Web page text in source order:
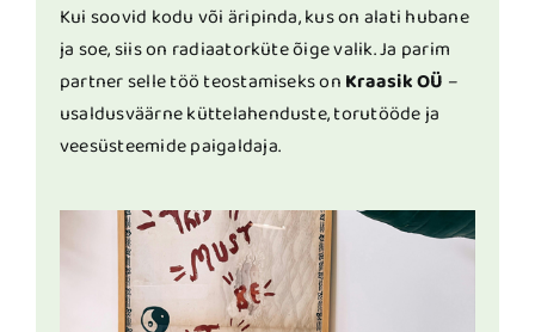
Kui soovid kodu või äripinda, kus on alati hubane
ja soe, siis on radiaatorküte õige valik. Ja parim
partner selle töö teostamiseks on Kraasik OÜ –
usaldusväärne küttelahenduste, torutööde ja
veesüsteemide paigaldaja.